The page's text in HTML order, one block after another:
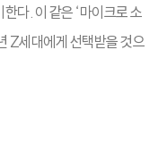
다. 이 같은 ‘마이크로 소
Z세대에게 선택받을 것으